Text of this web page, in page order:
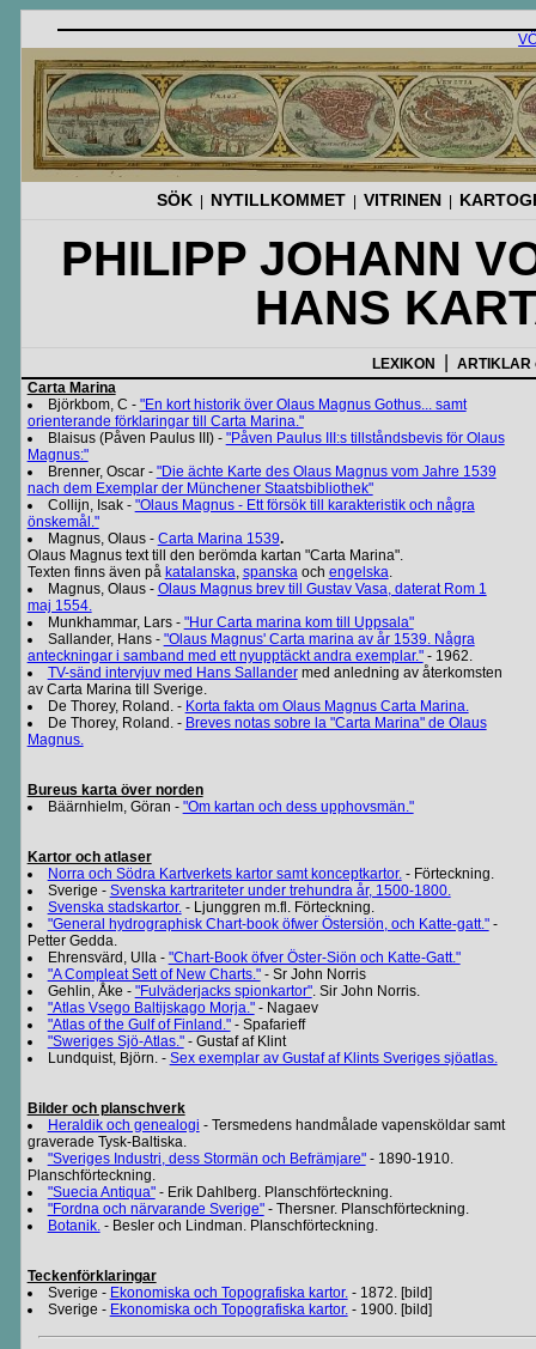
SÖK NYTILLKOMMET VITRINEN
PHILIPP JOHANN
HANS
LEXIKON
ARTIKLAR
Carta Marina
Björkbom, C - "En kort historik över Olaus Magnus Gothus... samt
orienterande förklaringar till Carta Marina."
Blaisus (Påven Paulus III) - "Påven Paulus III:s tillståndsbevis för Olaus
Magnus:"
Brenner, Oscar - "Die ächte Karte des Olaus Magnus vom Jahre 1539
nach dem Exemplar der Münchener Staatsbibliothek"
Collijn, Isak - "Olaus Magnus - Ett försök till karakteristik och några
önskemål."
Magnus, Olaus - Carta Marina 1539.
Olaus Magnus text till den berömda kartan "Carta Marina".
Texten finns även på katalanska, spanskaoch engelska.
Magnus, Olaus - Olaus Magnus brev till Gustav Vasa, daterat Rom 1
maj 1554.
Munkhammar, Lars - "Hur Carta marina kom till Uppsala"
Sallander, Hans - "Olaus Magnus' Carta marina av år 1539. Några
anteckningar i samband med ett nyupptäckt andra exemplar."- 1962.
TV-sänd intervjuv med Hans Sallandermed anledning av återkomsten
av Carta Marina till Sverige.
De Thorey, Roland. - Korta fakta om Olaus Magnus Carta Marina.
De Thorey, Roland. - Breves notas sobre la "Carta Marina" de Olaus
Magnus.
Bureus karta över norden
Bäärnhielm, Göran - "Om kartan och dess upphovsmän."
Kartor och atlaser
Norra och Södra Kartverkets kartor samt konceptkartor.- Förteckning.
Sverige - Svenska kartrariteter under trehundra år, 1500-1800.
Svenska stadskartor.- Ljunggren m.fl. Förteckning.
"General hydrographisk Chart-book öfwer Östersiön, och Katte-gatt."-
Petter Gedda.
Ehrensvärd, Ulla - "Chart-Book öfver Öster-Siön och Katte-Gatt."
"A Compleat Sett of New Charts."- Sr John Norris
Gehlin, Åke - "Fulväderjacks spionkartor". Sir John Norris.
"Atlas Vsego Baltijskago Morja."- Nagaev
"Atlas of the Gulf of Finland."- Spafarieff
"Sweriges Sjö-Atlas."- Gustaf af Klint
Lundquist, Björn. - Sex exemplar av Gustaf af Klints Sveriges sjöatlas.
Bilder och planschverk
Heraldik och genealogi - Tersmedens handmålade vapensköldar samt
graverade Tysk-Baltiska.
"Sveriges Industri, dess Stormän och Befrämjare"- 1890-1910.
Planschförteckning.
"Suecia Antiqua"- Erik Dahlberg. Planschförteckning.
"Fordna och närvarande Sverige"- Thersner. Planschförteckning.
Botanik.- Besler och Lindman. Planschförteckning.
Teckenförklaringar
Sverige - Ekonomiska och Topografiska kartor.- 1872. [bild]
Sverige - Ekonomiska och Topografiska kartor.- 1900. [bild]